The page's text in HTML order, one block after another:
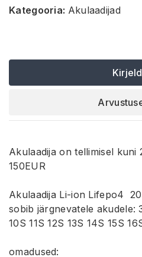
Kategooria: Akulaadijad
Akulaadija on tellimisel kuni
150EUR
Akulaadija Li-ion Lifepo4
sobib järgnevatele akudele:
10S 11S 12S 13S 14S 15S
omadused: